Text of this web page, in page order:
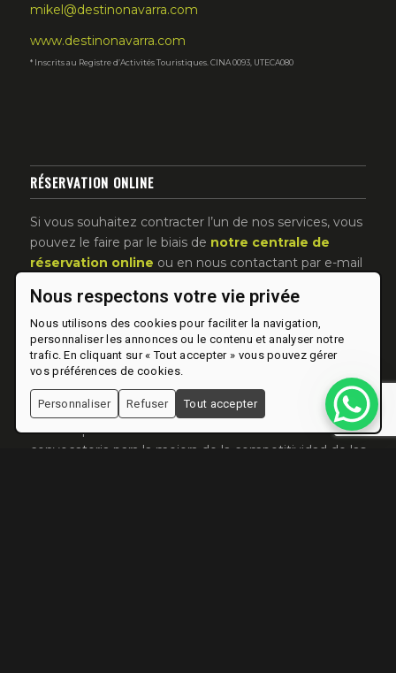
mikel@destinonavarra.com
www.destinonavarra.com
* Inscrits au Registre d’Activités Touristiques. CINA 0093, UTECA080
RÉSERVATION ONLINE
Si vous souhaitez contracter l’un de nos services, vous
pouvez le faire par le biais de notre centrale de
réservation online ou en nous contactant par e-mail
Esta empresa ha obtenido una subvención en la
convocatoria para la mejora de la competitividad de las
Nous respectons votre vie privée
Nous utilisons des cookies pour faciliter la navigation,
personnaliser les annonces ou le contenu et analyser notre
trafic. En cliquant sur « Tout accepter » vous pouvez gérer
vos préférences de cookies.
Personnaliser Refuser Tout accepter